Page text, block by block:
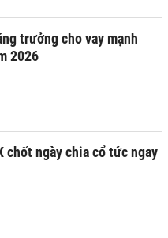
trưởng cho vay mạnh
2026
chốt ngày chia cổ tức ngay